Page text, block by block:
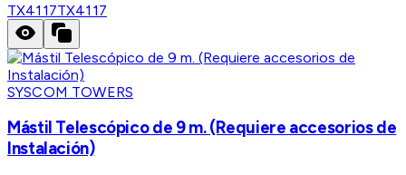
TX4117TX4117
SYSCOM TOWERS
Mástil Telescópico de 9 m. (Requiere accesorios de
Instalación)